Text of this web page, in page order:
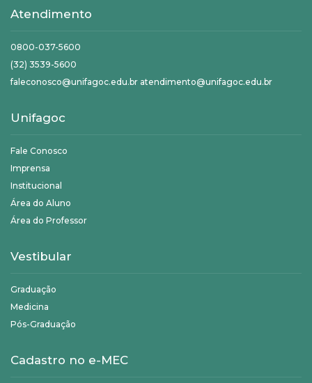
Atendimento
0800-037-5600
(32) 3539-5600
faleconosco@unifagoc.edu.br atendimento@unifagoc.edu.br
Unifagoc
Fale Conosco
Imprensa
Institucional
Área do Aluno
Área do Professor
Vestibular
Graduação
Medicina
Pós-Graduação
Cadastro no e-MEC